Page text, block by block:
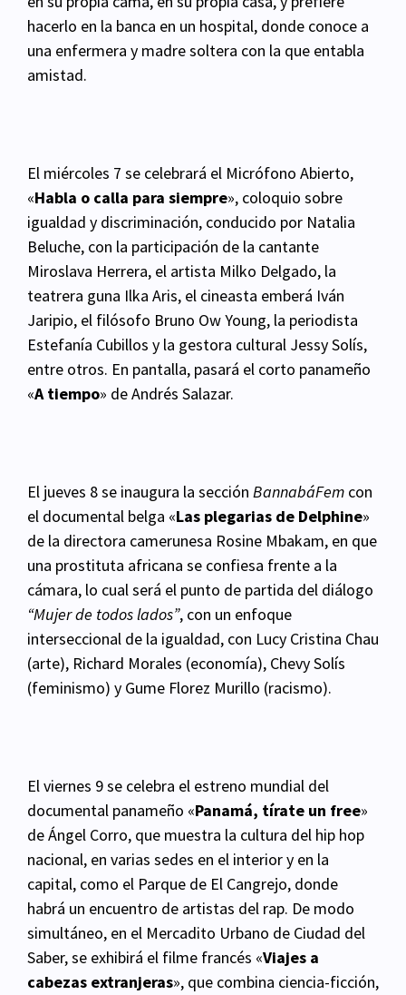
hacerlo en la banca en un hospital, donde conoce a
una enfermera y madre soltera con la que entabla
amistad.
El miércoles 7 se celebrará el Micrófono Abierto,
«Habla o calla para siempre», coloquio sobre
igualdad y discriminación, conducido por Natalia
Beluche, con la participación de la cantante
Miroslava Herrera, el artista Milko Delgado, la
teatrera guna Ilka Aris, el cineasta emberá Iván
Jaripio, el filósofo Bruno Ow Young, la periodista
Estefanía Cubillos y la gestora cultural Jessy Solís,
entre otros. En pantalla, pasará el corto panameño
«A tiempo» de Andrés Salazar.
El jueves 8 se inaugura la sección BannabáFem con
el documental belga «Las plegarias de Delphine»
de la directora camerunesa Rosine Mbakam, en que
una prostituta africana se confiesa frente a la
cámara, lo cual será el punto de partida del diálogo
“Mujer de todos lados”, con un enfoque
interseccional de la igualdad, con Lucy Cristina Chau
(arte), Richard Morales (economía), Chevy Solís
(feminismo) y Gume Florez Murillo (racismo).
El viernes 9 se celebra el estreno mundial del
documental panameño «Panamá, tírate un free»
de Ángel Corro, que muestra la cultura del hip hop
nacional, en varias sedes en el interior y en la
capital, como el Parque de El Cangrejo, donde
habrá un encuentro de artistas del rap. De modo
simultáneo, en el Mercadito Urbano de Ciudad del
Saber, se exhibirá el filme francés «Viajes a
cabezas extranjeras», que combina ciencia-ficción,